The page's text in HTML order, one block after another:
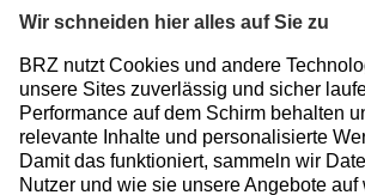
Zum Baublog